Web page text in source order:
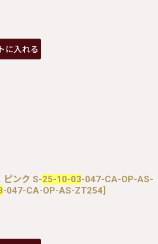
に入れる
ピンク S-25-10-03-047-CA-OP-AS-
-047-CA-OP-AS-ZT254]